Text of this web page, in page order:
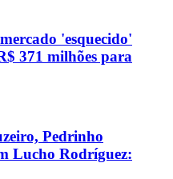
'esquecido'
371 milhões para
Pedrinho
Lucho Rodríguez: